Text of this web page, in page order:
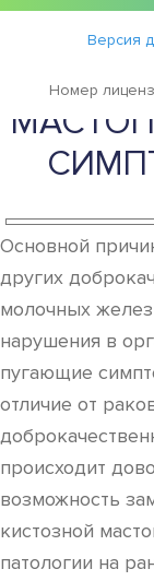
Версия
Номер
Статьи ›
Основной
других
молочных
нарушения в
пугающие
отличие от
происходит
возможность
кистозной
патологии на